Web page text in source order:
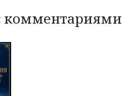
комментариями